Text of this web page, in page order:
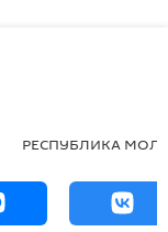
РЕСПУБЛИКА